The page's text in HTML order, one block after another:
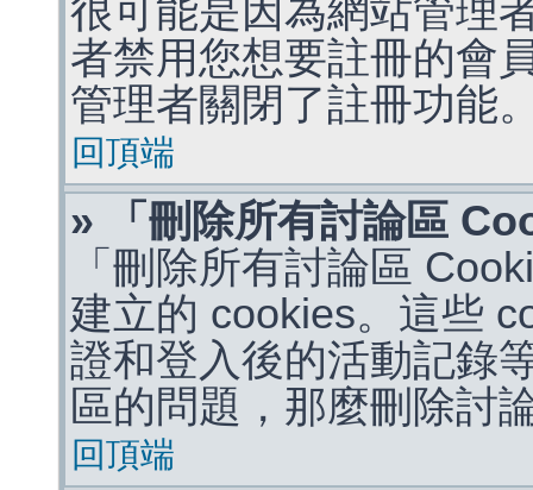
很可能是因為網站管理
者禁用您想要註冊的會
管理者關閉了註冊功能
回頂端
» 「刪除所有討論區
「刪除所有討論區
建立的 cookies。這些
證和登入後的活動記錄
區的問題，那麼刪除討
回頂端